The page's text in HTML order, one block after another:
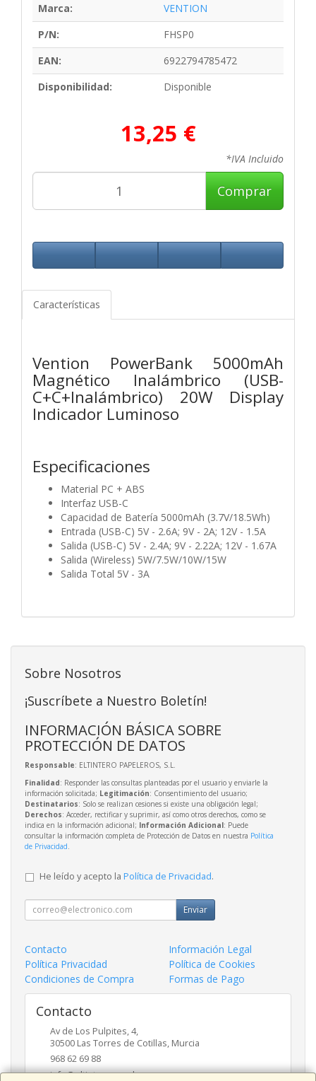
Marca:
VENTION
P/N:
FHSP0
EAN:
6922794785472
Disponibilidad:
Disponible
13,25 €
*IVA Incluido
Comprar
Características
Vention PowerBank 5000mAh
Magnético Inalámbrico (USB-
C+C+Inalámbrico) 20W Display
Indicador Luminoso
Especificaciones
Material PC + ABS
Interfaz USB-C
Capacidad de Batería 5000mAh (3.7V/18.5Wh)
Entrada (USB-C) 5V - 2.6A; 9V - 2A; 12V - 1.5A
Salida (USB-C) 5V - 2.4A; 9V - 2.22A; 12V - 1.67A
Salida (Wireless) 5W/7.5W/10W/15W
Salida Total 5V - 3A
Sobre Nosotros
¡Suscríbete a Nuestro Boletín!
INFORMACIÓN BÁSICA SOBRE
PROTECCIÓN DE DATOS
Responsable: ELTINTERO PAPELEROS, S.L.
Finalidad: Responder las consultas planteadas por el usuario y enviarle la
información solicitada; Legitimación: Consentimiento del usuario;
Destinatarios: Solo se realizan cesiones si existe una obligación legal;
Derechos: Acceder, rectificar y suprimir, así como otros derechos, como se
indica en la información adicional; Información Adicional: Puede
consultar la información completa de Protección de Datos en nuestra Política
de Privacidad
He leído y acepto la Política de Privacidad.
Enviar
Contacto
Información Legal
Política Privacidad
Política de Cookies
Condiciones de Compra
Formas de Pago
Contacto
Av de Los Pulpites, 4,
30500 Las Torres de Cotillas, Murcia
968 62 69 88
info@eltinteropapeleros.com